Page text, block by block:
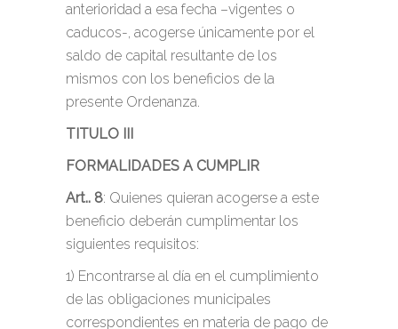
anterioridad a esa fecha –vigentes o
caducos-, acogerse únicamente por el
saldo de capital resultante de los
mismos con los beneficios de la
presente Ordenanza.
TITULO III
FORMALIDADES A CUMPLIR
Art.. 8: Quienes quieran acogerse a este
beneficio deberán cumplimentar los
siguientes requisitos:
1) Encontrarse al día en el cumplimiento
de las obligaciones municipales
correspondientes en materia de pago de